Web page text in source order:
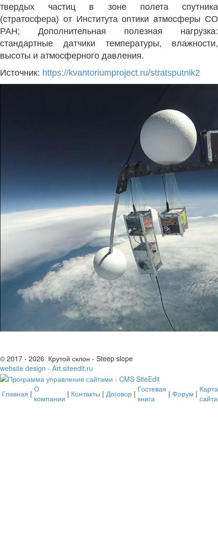
твердых частиц в зоне полета спутника
(стратосфера) от Института оптики атмосферы СО
РАН; Дополнительная полезная нагрузка:
стандартные датчики температуры, влажности,
высоты и атмосферного давления.
Источник: https://kvantoriumproject.ru/stratsputnik2
© 2017 - 2026 Крутой склон - Steep slope
website design - Art.siteedit.ru
Главная | О
компании | Контакты | Договор | Гостевая
книга
| Форум | Карта
сайта